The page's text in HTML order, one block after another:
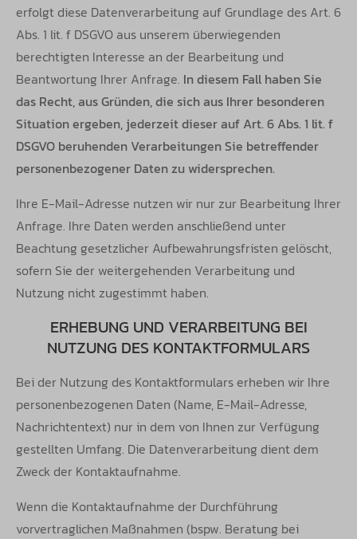
erfolgt diese Datenverarbeitung auf Grundlage des Art. 6
Abs. 1 lit. f DSGVO aus unserem überwiegenden
berechtigten Interesse an der Bearbeitung und
Beantwortung Ihrer Anfrage. In diesem Fall haben Sie
das Recht, aus Gründen, die sich aus Ihrer besonderen
Situation ergeben, jederzeit dieser auf Art. 6 Abs. 1 lit. f
DSGVO beruhenden Verarbeitungen Sie betreffender
personenbezogener Daten zu widersprechen.
Ihre E-Mail-Adresse nutzen wir nur zur Bearbeitung Ihrer
Anfrage. Ihre Daten werden anschließend unter
Beachtung gesetzlicher Aufbewahrungsfristen gelöscht,
sofern Sie der weitergehenden Verarbeitung und
Nutzung nicht zugestimmt haben.
ERHEBUNG UND VERARBEITUNG BEI
NUTZUNG DES KONTAKTFORMULARS
Bei der Nutzung des Kontaktformulars erheben wir Ihre
personenbezogenen Daten (Name, E-Mail-Adresse,
Nachrichtentext) nur in dem von Ihnen zur Verfügung
gestellten Umfang. Die Datenverarbeitung dient dem
Zweck der Kontaktaufnahme.
Wenn die Kontaktaufnahme der Durchführung
vorvertraglichen Maßnahmen (bspw. Beratung bei